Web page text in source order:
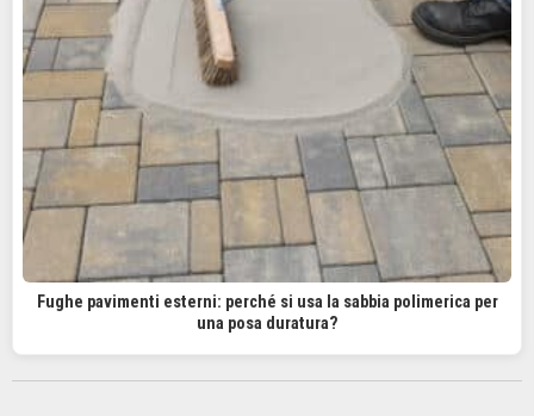
Fughe pavimenti esterni: perché si usa la sabbia polimerica per
una posa duratura?